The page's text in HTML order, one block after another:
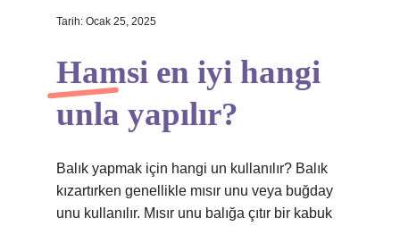
Tarih: Ocak 25, 2025
Hamsi en iyi hangi
unla yapılır?
Balık yapmak için hangi un kullanılır? Balık
kızartırken genellikle mısır unu veya buğday
unu kullanılır. Mısır unu balığa çıtır bir kabuk